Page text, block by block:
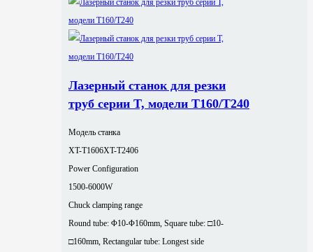
Лазерный станок для резки
труб серии T, модели T160/T240
Модель станка
XT-T1606XT-T2406
Power Configuration
1500-6000W
Chuck clamping range
Round tube: Φ10-Φ160mm, Square tube: □10-
□160mm, Rectangular tube: Longest side